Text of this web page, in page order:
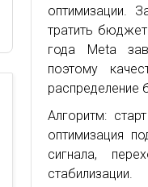
оптимизации.
тратить
года Meta
поэтому
распределение
Алгоритм:
оптимизация
сигнала,
стабилизации.